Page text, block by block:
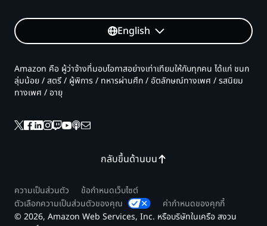
English
กลับขึ้นด้านบน
Amazon คือ ผู้ว่าจ้างที่มอบโอกาสอย่างเท่าเทียมให้กับทุกคน ได้แก่ ชนก
ลุ่มน้อย / สตรี / ผู้พิการ / ทหารผ่านศึก / อัตลักษณ์ทางเพศ / รสนิยม
ทางเพศ / อายุ
ความเป็นส่วนตัว
ข้อกำหนดเว็บไซต์
ตัวเลือกความเป็นส่วนตัวของคุณ
ค่ากำหนดของคุกกี้
© 2026, Amazon Web Services, Inc. หรือบริษัทในเครือ สงวน